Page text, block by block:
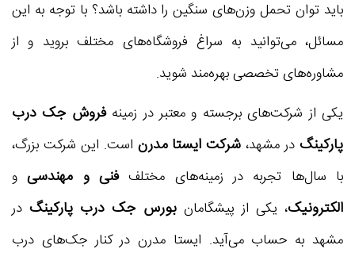
باید توان تحمل وزن‌های سنگین را داشته باشد؟ با توجه به این
مسائل، می‌توانید به سراغ فروشگاه‌های مختلف بروید و از
مشاوره‌های تخصصی بهره‌مند شوید.
یکی از شرکت‌های برجسته و معتبر در زمینهفروش جک درب
پارکینگدر مشهد، شرکت ایستا مدرن است. این شرکت بزرگ،
با سال‌ها تجربه در زمینه‌های مختلففنی و مهندسیو
الکترونیک، یکی از پیشگامانبورس جک درب پارکینگدر
مشهد به حساب می‌آید. ایستا مدرن در کنار جک‌های درب